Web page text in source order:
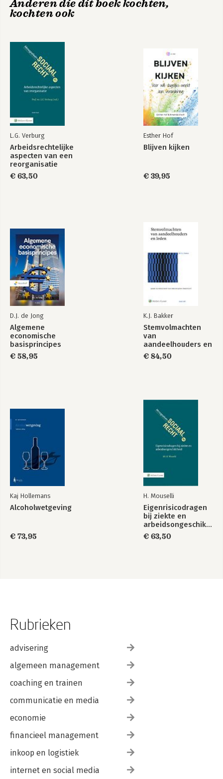
Anderen die dit boek kochten,
kochten ook
L.G. Verburg
Arbeidsrechtelijke
aspecten van een
reorganisatie
€ 63,50
Esther Hof
Blijven kijken
€ 39,95
D.J. de Jong
Algemene
economische
basisprincipes
€ 58,95
K.J. Bakker
Stemvolmachten
van
aandeelhouders en
leden
€ 84,50
Kaj Hollemans
Alcoholwetgeving
€ 73,95
H. Mouselli
Eigenrisicodragen
bij ziekte en
arbeidsongeschiktheid
€ 63,50
Rubrieken
advisering
algemeen management
coaching en trainen
communicatie en media
economie
financieel management
inkoop en logistiek
internet en social media